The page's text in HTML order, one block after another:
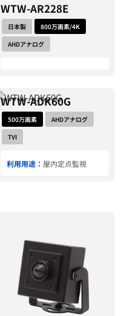
WTW-AR228E
日本製
800万画素/4K
AHDアナログ
WTW-ADK60G
500万画素
AHDアナログ
TVI
利用用途： 屋内定点監視